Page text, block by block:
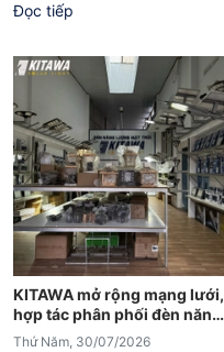
Đọc tiếp
KITAWA mở rộng mạng lưới,
hợp tác phân phối đèn năng
lượng mặt trời tại Sóc Trăng
Thứ Năm, 30/07/2026